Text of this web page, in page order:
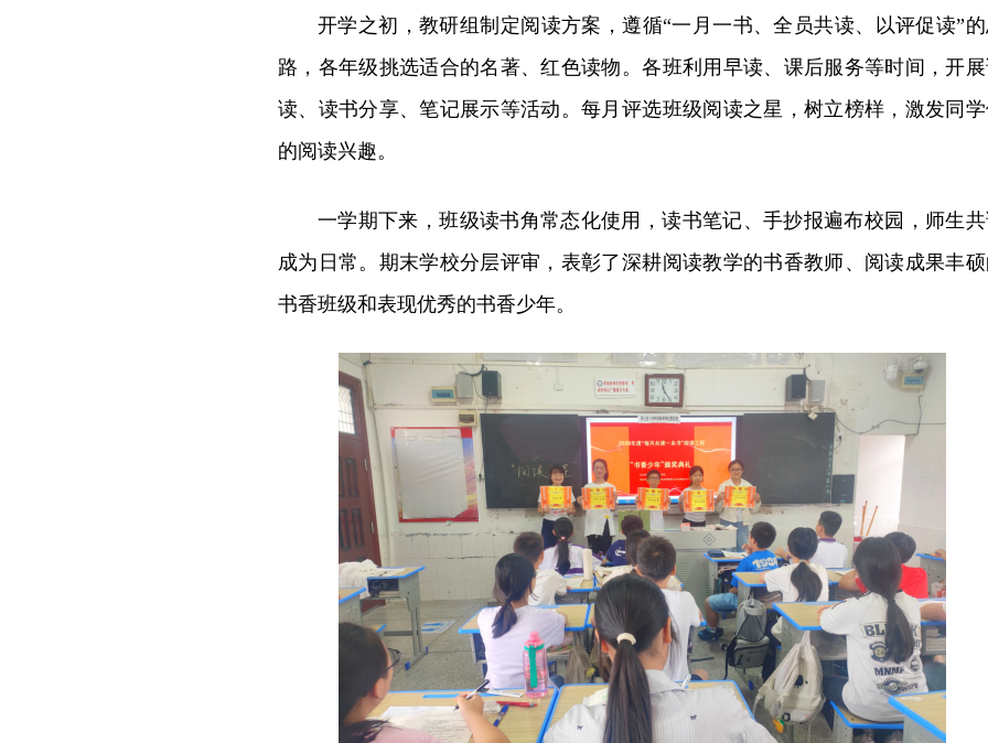
开学之初，教研组制定阅读方案，遵循“一月一书、全员共读、以评促读”
路，各年级挑选适合的名著、红色读物。各班利用早读、课后服务等时间，开
读、读书分享、笔记展示等活动。每月评选班级阅读之星，树立榜样，激发同
的阅读兴趣。
一学期下来，班级读书角常态化使用，读书笔记、手抄报遍布校园，师生
成为日常。期末学校分层评审，表彰了深耕阅读教学的书香教师、阅读成果丰
书香班级和表现优秀的书香少年。